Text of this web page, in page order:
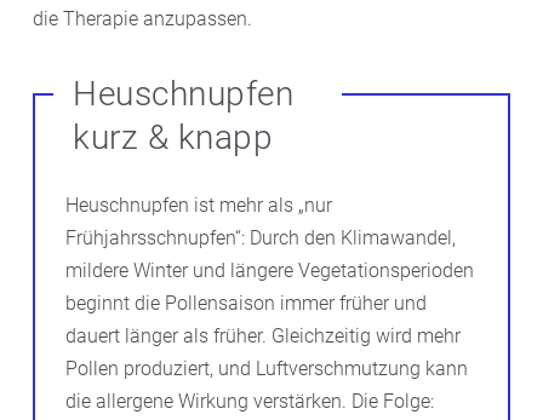
die Therapie anzupassen.
Heuschnupfen
kurz & knapp
Heuschnupfen ist mehr als „nur
Frühjahrsschnupfen“: Durch den Klimawandel,
mildere Winter und längere Vegetationsperioden
beginnt die Pollensaison immer früher und
dauert länger als früher. Gleichzeitig wird mehr
Pollen produziert, und Luftverschmutzung kann
die allergene Wirkung verstärken. Die Folge: